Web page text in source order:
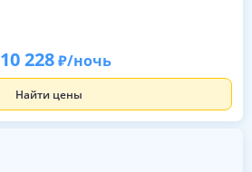
10 228 /ночь
Найти цены